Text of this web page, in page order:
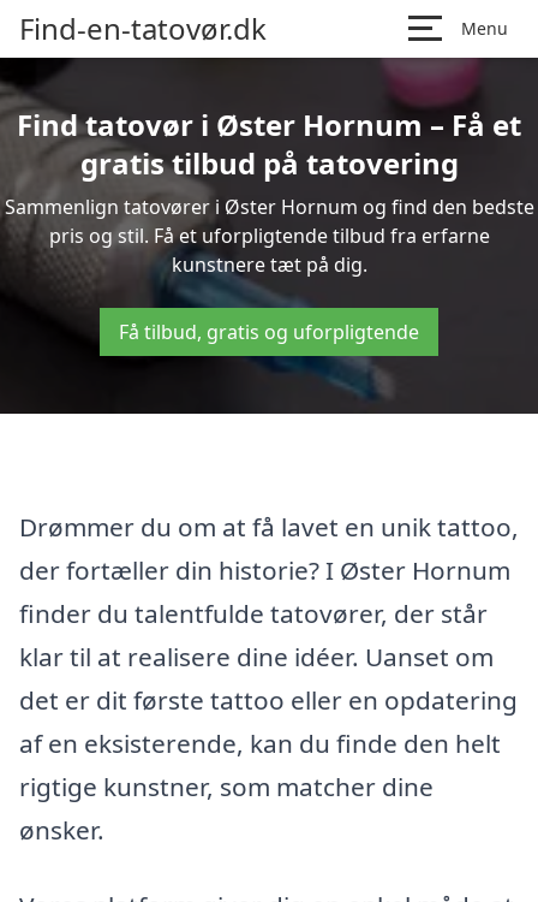
Find-en-tatovør.dk Menu
Find tatovør i Øster Hornum – Få et
gratis tilbud på tatovering
Sammenlign tatovører i Øster Hornum og find den bedste
pris og stil. Få et uforpligtende tilbud fra erfarne
kunstnere tæt på dig.
Få tilbud, gratis og uforpligtende
Drømmer du om at få lavet en unik tattoo,
der fortæller din historie? I Øster Hornum
finder du talentfulde tatovører, der står
klar til at realisere dine idéer. Uanset om
det er dit første tattoo eller en opdatering
af en eksisterende, kan du finde den helt
rigtige kunstner, som matcher dine
ønsker.